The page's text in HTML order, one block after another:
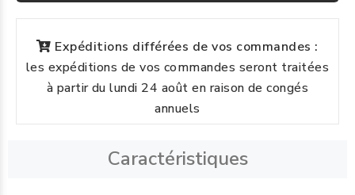
Expéditions différées de vos commandes :
les expéditions de vos commandes seront traitées
à partir du lundi 24 août en raison de congés
annuels
Caractéristiques